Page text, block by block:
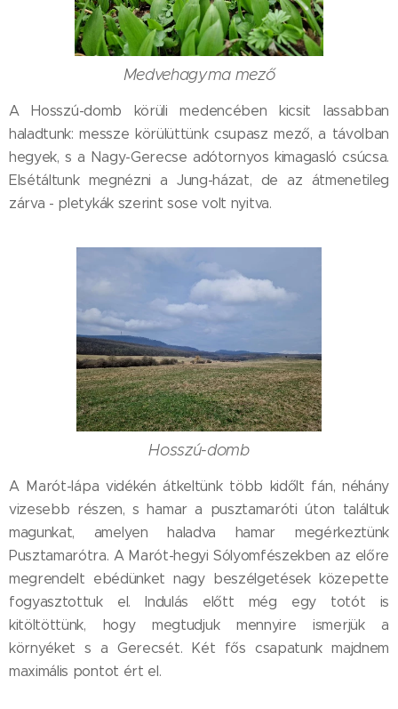
Medvehagyma mező
A Hosszú-domb körüli medencében kicsit lassabban
haladtunk: messze körülüttünk csupasz mező, a távolban
hegyek, s a Nagy-Gerecse adótornyos kimagasló csúcsa.
Elsétáltunk megnézni a Jung-házat, de az átmenetileg
zárva - pletykák szerint sose volt nyitva.
Hosszú-domb
A Marót-lápa vidékén átkeltünk több kidőlt fán, néhány
vizesebb részen, s hamar a pusztamaróti úton találtuk
magunkat, amelyen haladva hamar megérkeztünk
Pusztamarótra. A Marót-hegyi Sólyomfészekben az előre
megrendelt ebédünket nagy beszélgetések közepette
fogyasztottuk el. Indulás előtt még egy totót is
kitöltöttünk, hogy megtudjuk mennyire ismerjük a
környéket s a Gerecsét. Két fős csapatunk majdnem
maximális pontot ért el.